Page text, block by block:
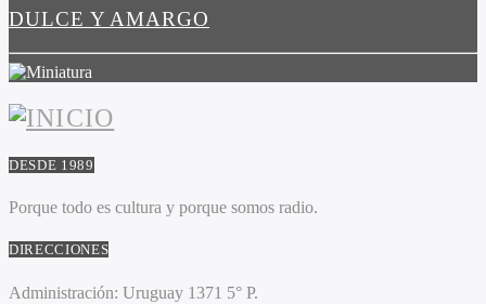
DULCE Y AMARGO
DESDE 1989
Porque todo es cultura y porque somos radio.
DIRECCIONES
Administración: Uruguay 1371 5° P.